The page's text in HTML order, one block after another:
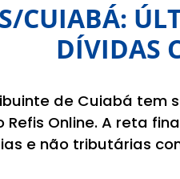
CUIABÁ:
DÍVIDAS
de Cuiabá tem
Refis Online. A reta
e não tributárias